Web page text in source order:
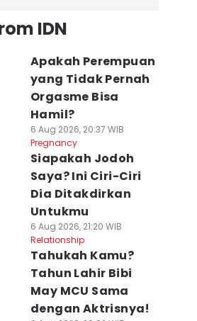
IDN
Apakah Perempuan
yang Tidak Pernah
Orgasme Bisa
Hamil?
6 Aug 2026, 20:37 WIB
Pregnancy
Siapakah Jodoh
Saya? Ini Ciri-Ciri
Dia Ditakdirkan
Untukmu
6 Aug 2026, 21:20 WIB
Relationship
Tahukah Kamu?
Tahun Lahir Bibi
May MCU Sama
dengan Aktrisnya!